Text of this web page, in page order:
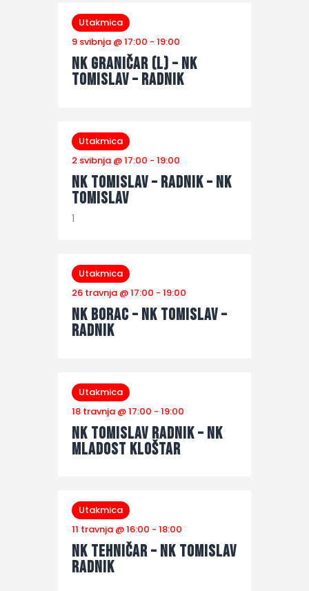
Utakmica
9 svibnja @ 17:00 - 19:00
NK Graničar (L) – NK
Tomislav – Radnik
Utakmica
2 svibnja @ 17:00 - 19:00
NK Tomislav – Radnik – NK
Tomislav
1
Utakmica
26 travnja @ 17:00 - 19:00
NK Borac – NK Tomislav –
Radnik
Utakmica
18 travnja @ 17:00 - 19:00
NK Tomislav Radnik – NK
Mladost Kloštar
Utakmica
11 travnja @ 16:00 - 18:00
NK Tehničar – NK Tomislav
Radnik